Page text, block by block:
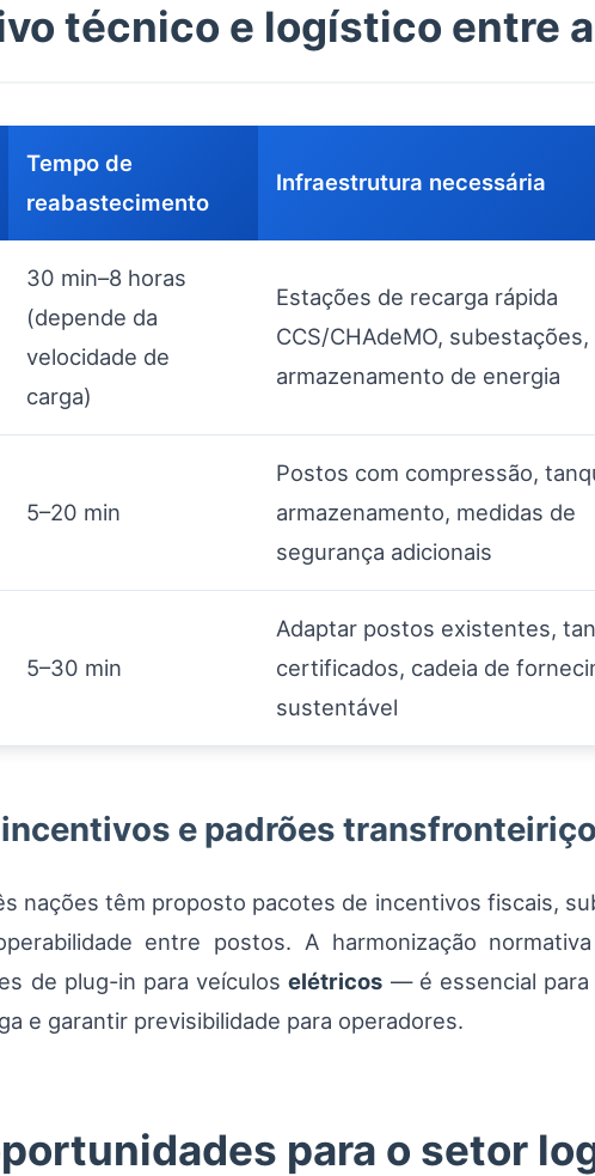
técnico e logístico entre
Tempo de
reabastecimento
Infraestrutura necessária
30 min–8 horas
(depende da
velocidade de
carga)
Estações de recarga rápida
CCS/CHAdeMO, subestações,
armazenamento de energia
5–20 min
Postos com compressão,
armazenamento, medidas de
segurança adicionais
5–30 min
Adaptar postos existentes,
certificados, cadeia de
sustentável
incentivos e padrões
nações têm proposto pacotes de incentivos fiscais,
entre postos. A harmonização
de plug-in para veículoselétricos — é essencial para
e garantir previsibilidade para operadores.
para o setor